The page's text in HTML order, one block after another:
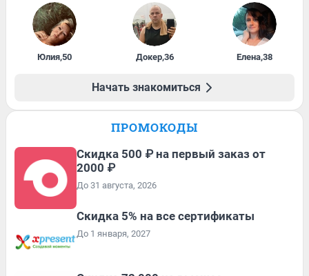
Юлия,50 Докер,36 Елена,38
Начать знакомиться
ПРОМОКОДЫ
Скидка 500 ₽ на первый заказ от
2000 ₽
До 31 августа, 2026
Скидка 5% на все сертификаты
До 1 января, 2027